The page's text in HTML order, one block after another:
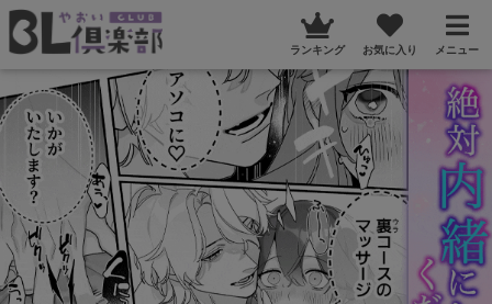
ランキング お気に入り メニュー